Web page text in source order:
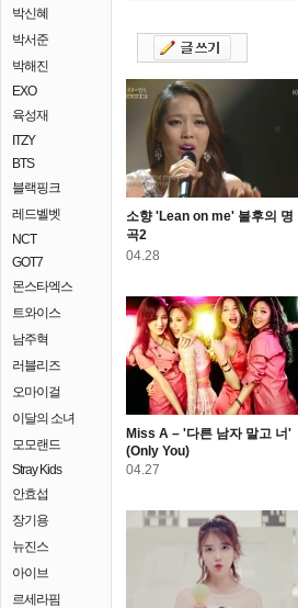
박신혜
박서준
박해진
EXO
육성재
ITZY
BTS
블랙핑크
레드벨벳
NCT
GOT7
몬스타엑스
트와이스
남주혁
러블리즈
오마이걸
이달의 소녀
모모랜드
Stray Kids
안효섭
장기용
뉴진스
아이브
르세라핌
소향 'Lean on me' 불후의 명
곡2
04.28
Miss A – '다른 남자 말고 너'
(Only You)
04.27